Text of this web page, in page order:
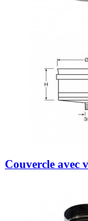
Couvercle avec